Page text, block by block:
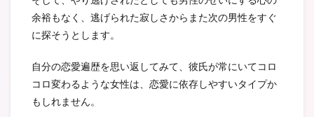
余裕もなく、逃げられた寂しさからまた次の男性をすぐ
に探そうとします。
自分の恋愛遍歴を思い返してみて、彼氏が常にいてコロ
コロ変わるような女性は、恋愛に依存しやすいタイプか
もしれません。